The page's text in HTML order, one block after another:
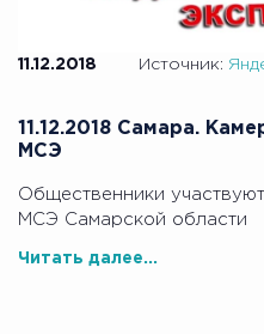
11.12.2018 Источник:
11.12.2018 Самара.
МСЭ
Общественники
МСЭ Самарской области
Читать далее...